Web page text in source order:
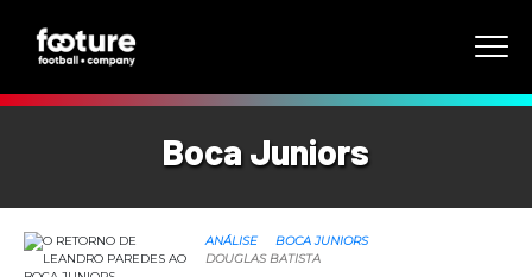
Boca Juniors
ANÁLISE
BOCA JUNIORS
DOUGLAS BATISTA